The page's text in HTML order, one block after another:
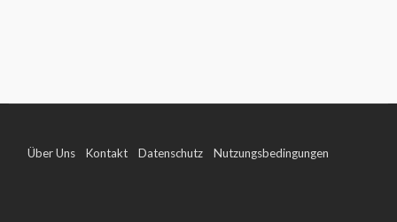
Über Uns Kontakt Datenschutz Nutzungsbedingungen